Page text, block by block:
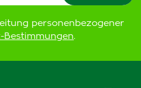
personenbezogener
Bestimmungen.